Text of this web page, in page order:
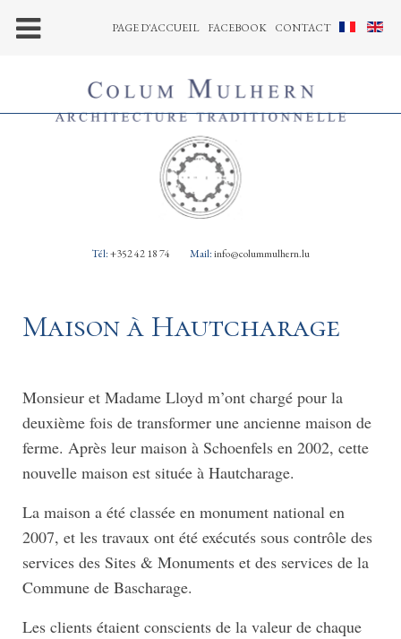
Tél:+352 42 18 74 Mail:info@colummulhern.lu
PAGE D'ACCUEIL FACEBOOK CONTACT
Maison à Hautcharage
Monsieur et Madame Lloyd m’ont chargé pour la
deuxième fois de transformer une ancienne maison de
ferme. Après leur maison à Schoenfels en 2002, cette
nouvelle maison est située à Hautcharage.
La maison a été classée en monument national en
2007, et les travaux ont été exécutés sous contrôle des
services des Sites & Monuments et des services de la
Commune de Bascharage.
Les clients étaient conscients de la valeur de chaque